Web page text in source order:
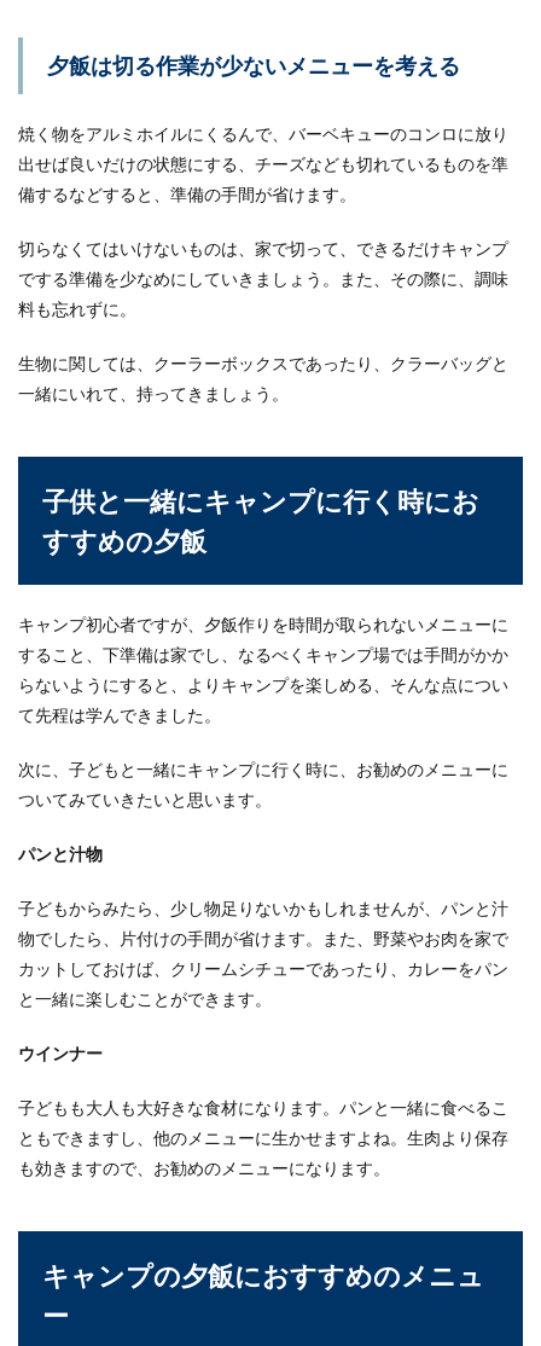
夕飯は切る作業が少ないメニューを考える
焼く物をアルミホイルにくるんで、バーベキューのコンロに放り
出せば良いだけの状態にする、チーズなども切れているものを準
備するなどすると、準備の手間が省けます。
切らなくてはいけないものは、家で切って、できるだけキャンプ
でする準備を少なめにしていきましょう。また、その際に、調味
料も忘れずに。
生物に関しては、クーラーボックスであったり、クラーバッグと
一緒にいれて、持ってきましょう。
子供と一緒にキャンプに行く時にお
すすめの夕飯
キャンプ初心者ですが、夕飯作りを時間が取られないメニューに
すること、下準備は家でし、なるべくキャンプ場では手間がかか
らないようにすると、よりキャンプを楽しめる、そんな点につい
て先程は学んできました。
次に、子どもと一緒にキャンプに行く時に、お勧めのメニューに
ついてみていきたいと思います。
パンと汁物
子どもからみたら、少し物足りないかもしれませんが、パンと汁
物でしたら、片付けの手間が省けます。また、野菜やお肉を家で
カットしておけば、クリームシチューであったり、カレーをパン
と一緒に楽しむことができます。
ウインナー
子どもも大人も大好きな食材になります。パンと一緒に食べるこ
ともできますし、他のメニューに生かせますよね。生肉より保存
も効きますので、お勧めのメニューになります。
キャンプの夕飯におすすめのメニュ
ー